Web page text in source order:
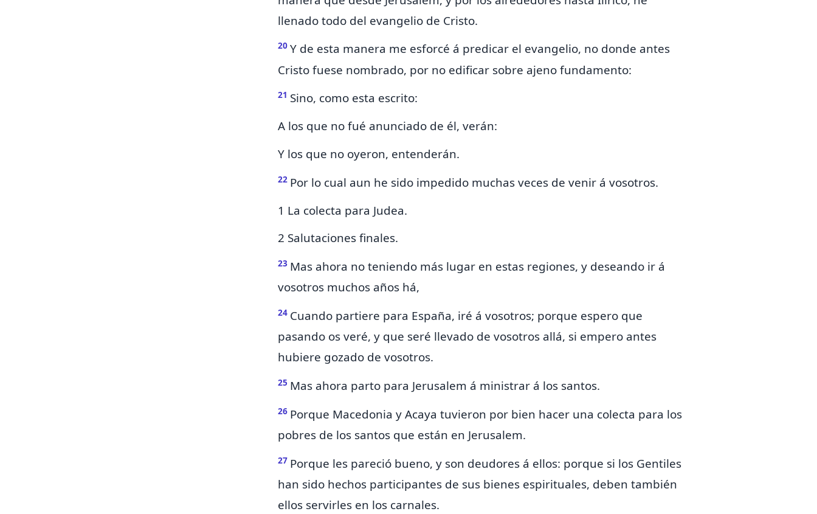
llenadotododel evangelio de Cristo.
20 Y de esta manera me esforcé á predicar el evangelio, no donde antes
Cristo fuese nombrado, por no edificar sobre ajeno fundamento:
21 Sino, como esta escrito:
A los que no fué anunciado de él, verán:
Y los que no oyeron, entenderán.
22 Por lo cual aun he sido impedido muchas veces de venir á vosotros.
1 La colecta para Judea.
2 Salutaciones finales.
23 Mas ahora no teniendo más lugar en estas regiones, y deseando ir á
vosotros muchos años há,
24 Cuando partiere para España, iré á vosotros; porque espero que
pasando os veré, y que seré llevado de vosotros allá, si empero antes
hubiere gozado de vosotros.
25 Mas ahora parto para Jerusalem á ministrar á los santos.
26 Porque Macedonia y Acaya tuvieron por bien hacer una colecta para los
pobres de los santos que están en Jerusalem.
27 Porque les pareció bueno, y son deudores á ellos: porque si los Gentiles
han sido hechos participantes de sus bienes espirituales, deben también
ellos servirles en los carnales.